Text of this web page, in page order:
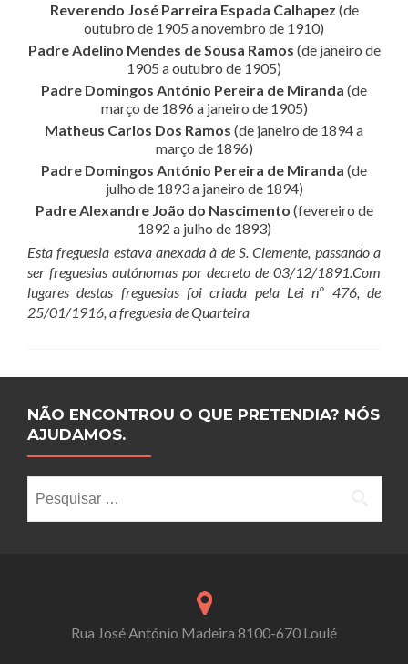
Reverendo José Parreira Espada Calhapez (de
outubro de 1905 a novembro de 1910)
Padre Adelino Mendes de Sousa Ramos (de janeiro de
1905 a outubro de 1905)
Padre Domingos António Pereira de Miranda (de
março de 1896 a janeiro de 1905)
Matheus Carlos Dos Ramos (de janeiro de 1894 a
março de 1896)
Padre Domingos António Pereira de Miranda (de
julho de 1893 a janeiro de 1894)
Padre Alexandre João do Nascimento (fevereiro de
1892 a julho de 1893)
Esta freguesia estava anexada à de S. Clemente, passando a
ser freguesias autónomas por decreto de 03/12/1891.Com
lugares destas freguesias foi criada pela Lei nº 476, de
25/01/1916, a freguesia de Quarteira
NÃO ENCONTROU O QUE PRETENDIA? NÓS
AJUDAMOS.
Rua José António Madeira 8100-670 Loulé